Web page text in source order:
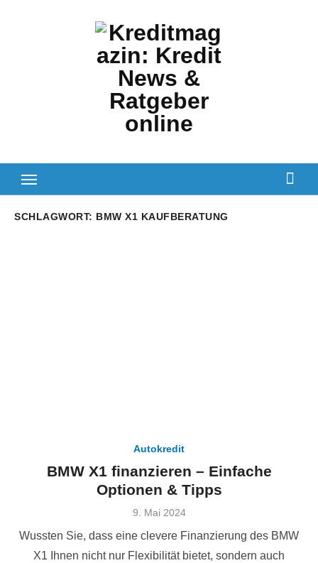
SCHLAGWORT: BMW X1 KAUFBERATUNG
Autokredit
BMW X1 finanzieren – Einfache
Optionen & Tipps
Veröffentlicht
9. Mai 2024
Wussten Sie, dass eine clevere Finanzierung des BMW
X1 Ihnen nicht nur Flexibilität bietet, sondern auch